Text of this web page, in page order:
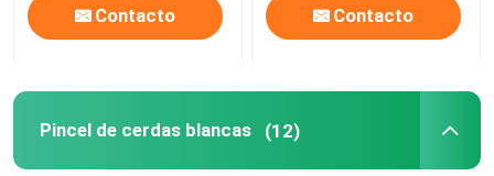
Contacto Contacto
Pincel de cerdas blancas (12)